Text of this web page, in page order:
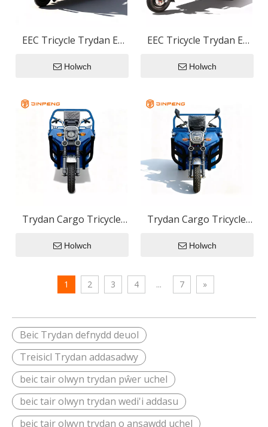
EEC Tricycle Trydan E-
Holwch
EEC Tricycle Trydan E-
Holwch
Trydan Cargo Tricycle
Holwch
Trydan Cargo Tricycle
Holwch
1 2 3 4 ... 7 »
Beic Trydan defnydd deuol
Treisicl Trydan addasadwy
beic tair olwyn trydan pŵer uchel
beic tair olwyn trydan wedi'i addasu
beic tair olwyn trydan o ansawdd uchel